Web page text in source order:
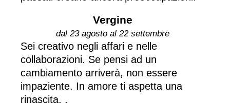
Vergine
dal 23 agosto al 22 settembre
Sei creativo negli affari e nelle
collaborazioni. Se pensi ad un
cambiamento arriverà, non essere
impaziente. In amore ti aspetta una
rinascita. .